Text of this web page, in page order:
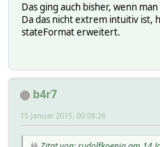
Das ging auch bisher, wenn
Da das nicht extrem intuitiv ist,
stateFormat erweitert.
b4r7
15 Januar 2015, 00:08:26